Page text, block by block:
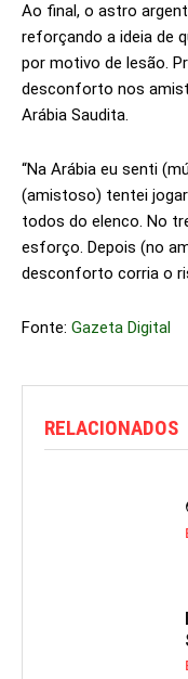
Ao final, o astro
reforçando a ideia de
por motivo de lesão.
desconforto nos
Arábia Saudita.
“Na Arábia eu senti
(amistoso) tentei
todos do elenco. No
esforço. Depois (no
desconforto corria o
Fonte: Gazeta Digital
RELACIONADOS